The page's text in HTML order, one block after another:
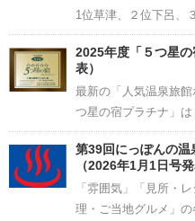
1位草津、２位下呂、
2025年度「５つ星
表）
最新の「人気温泉旅
つ星の宿プラチナ」は
第39回にっぽんの温
（2026年1月1日号発
「雰囲気」「見所・
理・ご当地グルメ」